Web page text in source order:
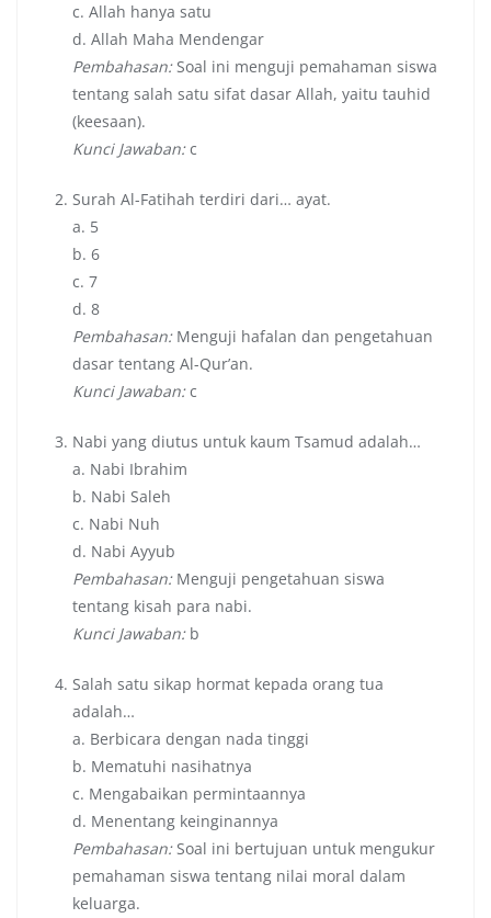
c. Allah hanya satu
d. Allah Maha Mendengar
Pembahasan:Soal ini menguji pemahaman siswa
tentang salah satu sifat dasar Allah, yaitu tauhid
(keesaan).
Kunci Jawaban:c
Surah Al-Fatihah terdiri dari… ayat.
a. 5
b. 6
c. 7
d. 8
Pembahasan:Menguji hafalan dan pengetahuan
dasar tentang Al-Qur’an.
Kunci Jawaban:c
Nabi yang diutus untuk kaum Tsamud adalah…
a. Nabi Ibrahim
b. Nabi Saleh
c. Nabi Nuh
d. Nabi Ayyub
Pembahasan:Menguji pengetahuan siswa
tentang kisah para nabi.
Kunci Jawaban:b
Salah satu sikap hormat kepada orang tua
adalah…
a. Berbicara dengan nada tinggi
b. Mematuhi nasihatnya
c. Mengabaikan permintaannya
d. Menentang keinginannya
Pembahasan:Soal ini bertujuan untuk mengukur
pemahaman siswa tentang nilai moral dalam
keluarga.